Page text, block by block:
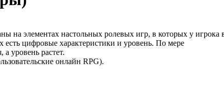
на элементах настольных ролевых игр, в которых у игрока
цифровые характеристики и уровень. По мере
уровень растет.
онлайн RPG).